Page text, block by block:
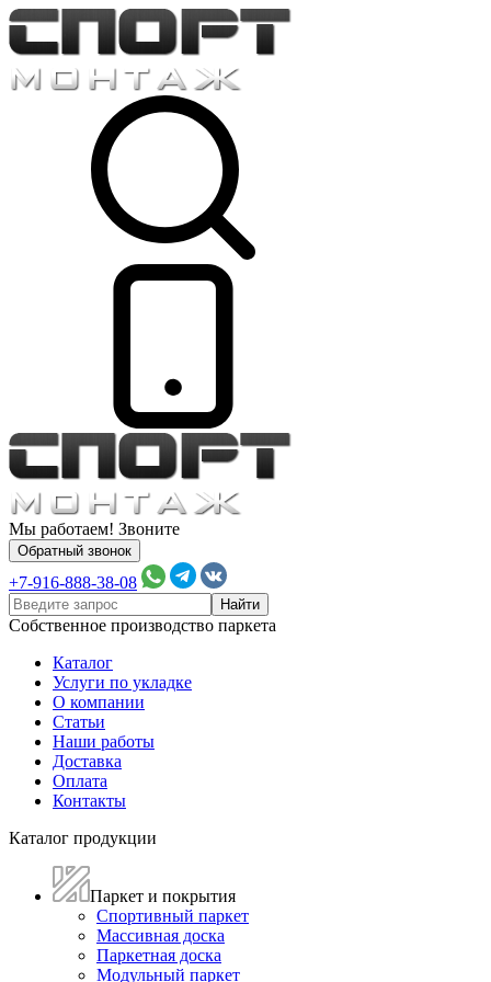
Мы работаем! Звоните
Обратный звонок
+7-916-888-38-08
Собственное производство паркета
Каталог
Услуги по укладке
О компании
Статьи
Наши работы
Доставка
Оплата
Контакты
Каталог продукции
Паркет и покрытия
Спортивный паркет
Массивная доска
Паркетная доска
Модульный паркет